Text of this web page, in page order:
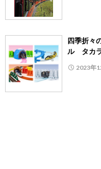
四季折々
ル タカ
2023年